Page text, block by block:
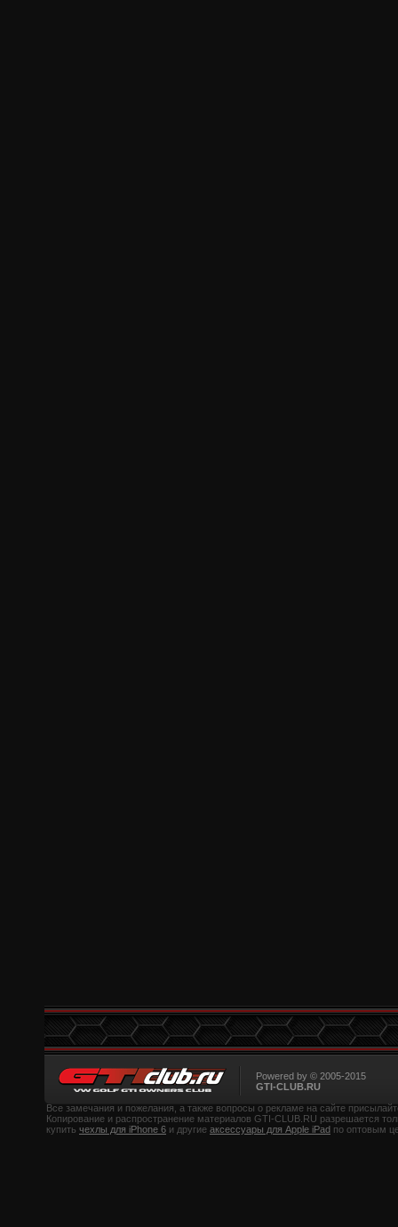
Powered by © 2005-2015
GTI-CLUB.RU
Все замечания и пожелания, а также вопросы о рекламе на сайте
Копирование и распространение материалов GTI-CLUB.RU разрешается
купить чехлы для iPhone 6 и другие аксессуары для Apple iPad по оптовым